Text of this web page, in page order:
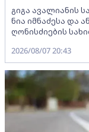
გიგა ავალიანის
ნია იმნაძესა და
ღონისძიების
2026/08/07 20:43